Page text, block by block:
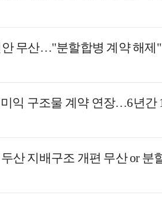
안 무산…"분할합병 계약 해제"
익 구조물 계약 연장…6년간
산 지배구조 개편 무산 or 분